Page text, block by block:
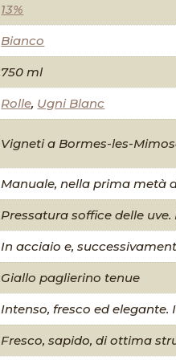
13%
Bianco
750 ml
Rolle, Ugni Blanc
Vigneti a Bormes-les-
Manuale, nella prima metà
Pressatura soffice delle
In acciaio e,
Giallo paglierino tenue
Intenso, fresco ed
Fresco, sapido, di ottima